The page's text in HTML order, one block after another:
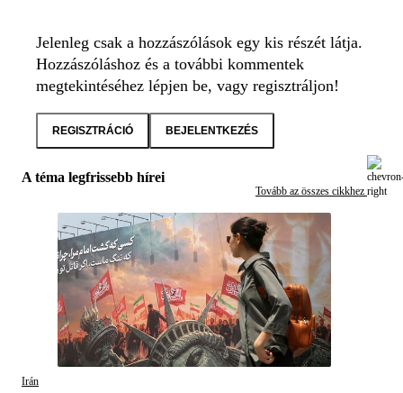
Jelenleg csak a hozzászólások egy kis részét látja.
Hozzászóláshoz és a további kommentek
megtekintéséhez lépjen be, vagy regisztráljon!
REGISZTRÁCIÓ BEJELENTKEZÉS
A téma legfrissebb hírei
Tovább az összes cikkhez
Irán